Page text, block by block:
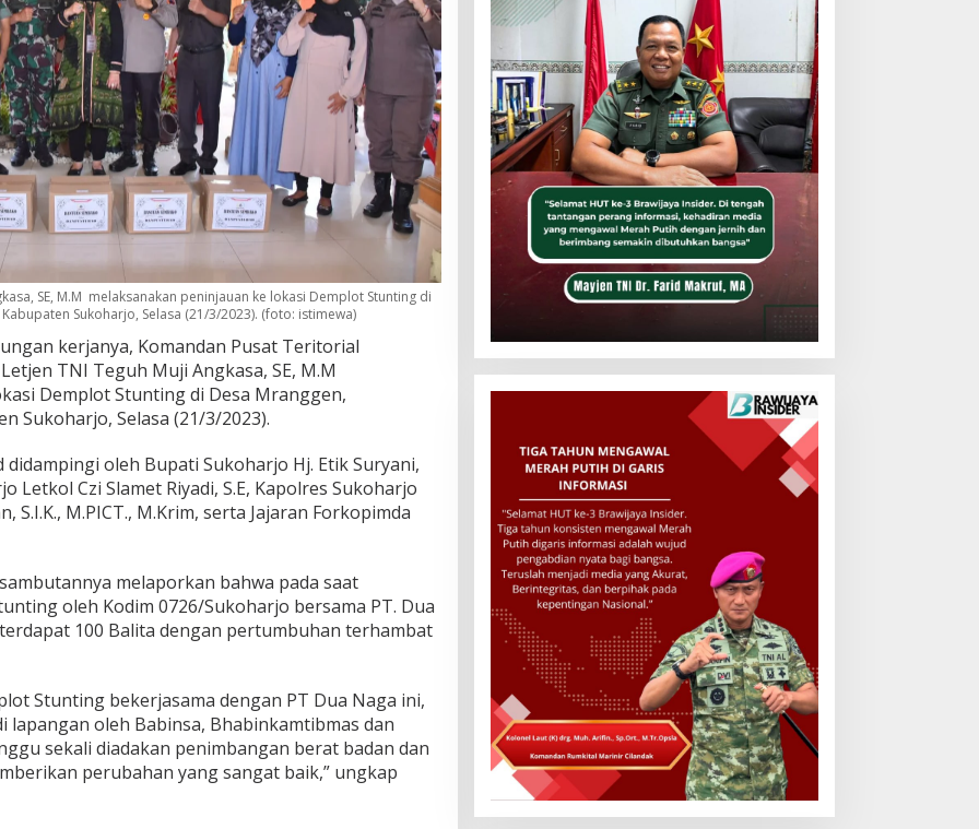
SE, M.M melaksanakan peninjauan ke lokasi Demplot Stunting di
Sukoharjo, Selasa (21/3/2023). (foto: istimewa)
kerjanya, Komandan Pusat Teritorial
TNI Teguh Muji Angkasa, SE, M.M
Demplot Stunting di Desa Mranggen,
Sukoharjo, Selasa (21/3/2023).
oleh Bupati Sukoharjo Hj. Etik Suryani,
Letkol Czi Slamet Riyadi, S.E, Kapolres Sukoharjo
S.I.K., M.PICT., M.Krim, serta Jajaran Forkopimda
melaporkan bahwa pada saat
oleh Kodim 0726/Sukoharjo bersama PT. Dua
100 Balita dengan pertumbuhan terhambat
Stunting bekerjasama dengan PT Dua Naga ini,
lapangan oleh Babinsa, Bhabinkamtibmas dan
sekali diadakan penimbangan berat badan dan
perubahan yang sangat baik,” ungkap